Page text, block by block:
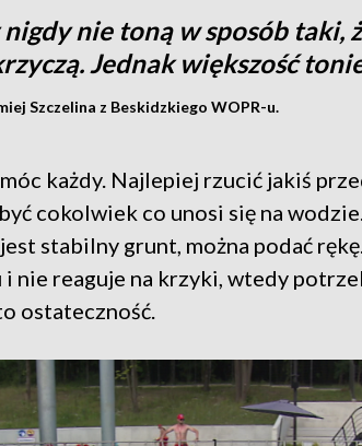
nigdy nie toną w sposób taki,
Jednak większość
Szczelina z Beskidzkiego WOPR-u.
każdy. Najlepiej rzucić jakiś
cokolwiek co unosi się na
stabilny grunt, można podać
nie reaguje na krzyki, wtedy
ostateczność.